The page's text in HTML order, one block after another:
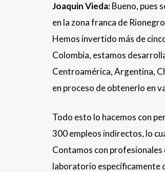
Joaquin Vieda:Bueno, pues
en la zona franca de
Hemos invertido más de
Colombia, estamos
Centroamérica, Argentina,
en proceso de obtenerlo en
Todo esto lo hacemos con
300 empleos indirectos, lo
Contamos con profesionales
laboratorio específicamente